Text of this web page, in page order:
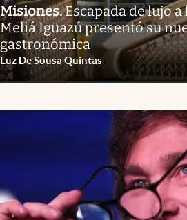
Misiones.Escapada de lujo
Meliá Iguazú presentó su
gastronómica
Luz De Sousa Quintas